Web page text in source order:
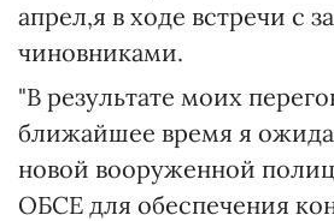
апрел,я в ходе встречи с
чиновниками.
"В результате моих
ближайшее время я
новой вооруженной
ОБСЕ для обеспечения